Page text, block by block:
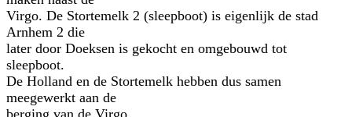
Virgo. De Stortemelk 2 (sleepboot) is eigenlijk de stad
Arnhem 2 die
later door Doeksen is gekocht en omgebouwd tot
sleepboot.
De Holland en de Stortemelk hebben dus samen
meegewerkt aan de
berging van de Virgo.